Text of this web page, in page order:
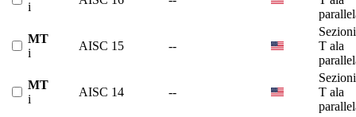
i
MT
i
AISC 15 --
T ala
MT
i
AISC 14 --
T ala